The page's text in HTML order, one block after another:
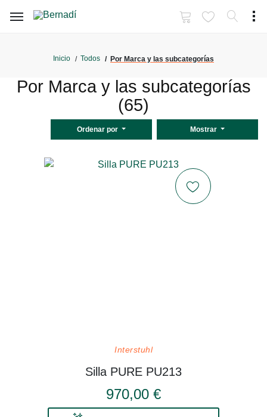
Inicio Todos Por Marca y las subcategorías
Por Marca y las subcategorías
(65)
Ordenar por Mostrar
Interstuhl
Silla PURE PU213
970,00 €